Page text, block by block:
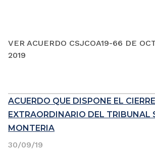
VER ACUERDO CSJCOA19-66 DE
2019
ACUERDO QUE DISPONE EL CIERRE
EXTRAORDINARIO DEL TRIBUNAL
MONTERIA
30/09/19